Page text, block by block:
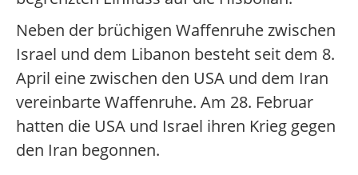
Neben der brüchigen Waffenruhe zwischen
Israel und dem Libanon besteht seit dem 8.
April eine zwischen den USA und dem Iran
vereinbarte Waffenruhe. Am 28. Februar
hatten die USA und Israel ihren Krieg gegen
den Iran begonnen.